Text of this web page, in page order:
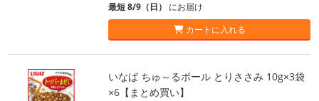
最短 8/9（日） にお届け
カートに入れる
いなば ちゅ～るボール とりささみ 10g×3袋
×6【まとめ買い】